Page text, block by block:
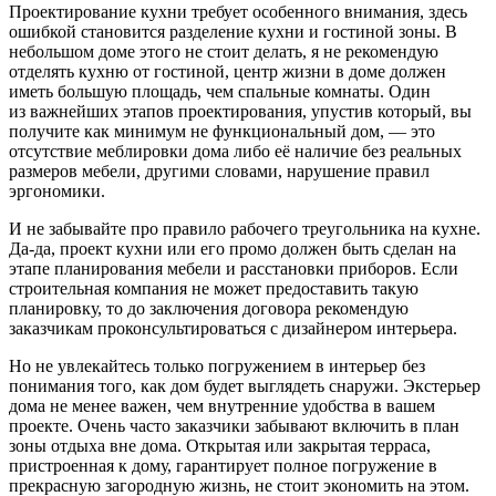
Проектирование кухни требует особенного внимания, здесь
ошибкой становится разделение кухни и гостиной зоны. В
небольшом доме этого не стоит делать, я не рекомендую
отделять кухню от гостиной, центр жизни в доме должен
иметь большую площадь, чем спальные комнаты. Один
из важнейших этапов проектирования, упустив который, вы
получите как минимум не функциональный дом, — это
отсутствие меблировки дома либо её наличие без реальных
размеров мебели, другими словами, нарушение правил
эргономики.
И не забывайте про правило рабочего треугольника на кухне.
Да-да, проект кухни или его промо должен быть сделан на
этапе планирования мебели и расстановки приборов. Если
строительная компания не может предоставить такую
планировку, то до заключения договора рекомендую
заказчикам проконсультироваться с дизайнером интерьера.
Но не увлекайтесь только погружением в интерьер без
понимания того, как дом будет выглядеть снаружи. Экстерьер
дома не менее важен, чем внутренние удобства в вашем
проекте. Очень часто заказчики забывают включить в план
зоны отдыха вне дома. Открытая или закрытая терраса,
пристроенная к дому, гарантирует полное погружение в
прекрасную загородную жизнь, не стоит экономить на этом.